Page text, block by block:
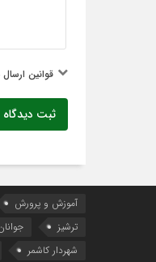
قوانین ارسال
ثبت دیدگاه
آموزش و پرورش
ترشیز
شهردار کاشمر